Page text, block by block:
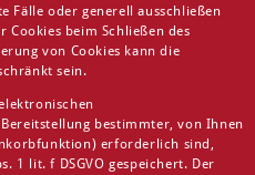
Fälle oder generell ausschließen
Cookies beim Schließen des
von Cookies kann die
sein.
bestimmter, von Ihnen
erforderlich sind,
1 lit. f DSGVO gespeichert. Der